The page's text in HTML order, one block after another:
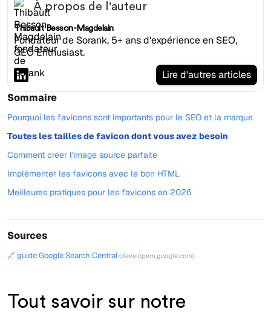
À propos de l'auteur
Thibault Besson-Magdelain
Fondateur de Sorank, 5+ ans d'expérience en SEO,
GEO Enthusiast.
Lire d'autres articles
Sommaire
Pourquoi les favicons sont importants pour le SEO et la marque
Toutes les tailles de favicon dont vous avez besoin
Comment créer l'image source parfaite
Implémenter les favicons avec le bon HTML
Meilleures pratiques pour les favicons en 2026
Sources
🔗 guide Google Search Central(developers.google.com)
Tout savoir sur notre